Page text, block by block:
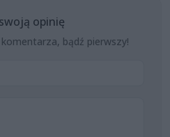
opinię
komentarza, bądź pierwszy!